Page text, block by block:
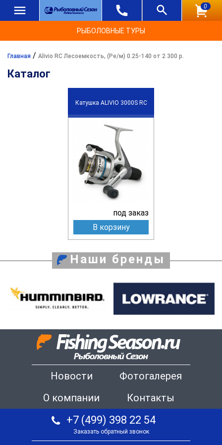
0
РЫБОЛОВНЫЕ ТУРЫ
Главная / Alivio RC Лесоемкость, (Ре/м) 0.25-140 от 2 300 р.
Каталог
Катушка ALIVIO 3000S RC
под заказ
В корзину
Наши бренды
Новости
Фотогалерея
О компании
Контакты
+7 (499) 398 22 54
Заказать обратный звонок